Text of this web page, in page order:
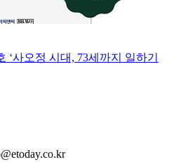
‘사오정 시대, 73세까지 일하기